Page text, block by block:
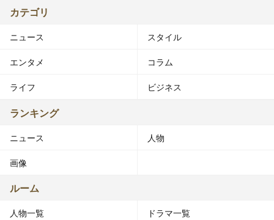
カテゴリ
ニュース スタイル
エンタメ コラム
ライフ ビジネス
ランキング
ニュース 人物
画像
ルーム
人物一覧 ドラマ一覧